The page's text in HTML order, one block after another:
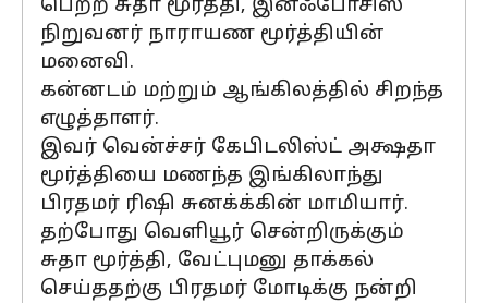
பெற்ற சுதா மூர்த்தி, இன்ஃபோசிஸ்
நிறுவனர் நாராயண மூர்த்தியின்
மனைவி.
கன்னடம் மற்றும் ஆங்கிலத்தில் சிறந்த
எழுத்தாளர்.
இவர் வென்ச்சர் கேபிடலிஸ்ட் அக்ஷதா
மூர்த்தியை மணந்த இங்கிலாந்து
பிரதமர் ரிஷி சுனக்க்கின் மாமியார்.
தற்போது வெளியூர் சென்றிருக்கும்
சுதா மூர்த்தி, வேட்புமனு தாக்கல்
செய்ததற்கு பிரதமர் மோடிக்கு நன்றி